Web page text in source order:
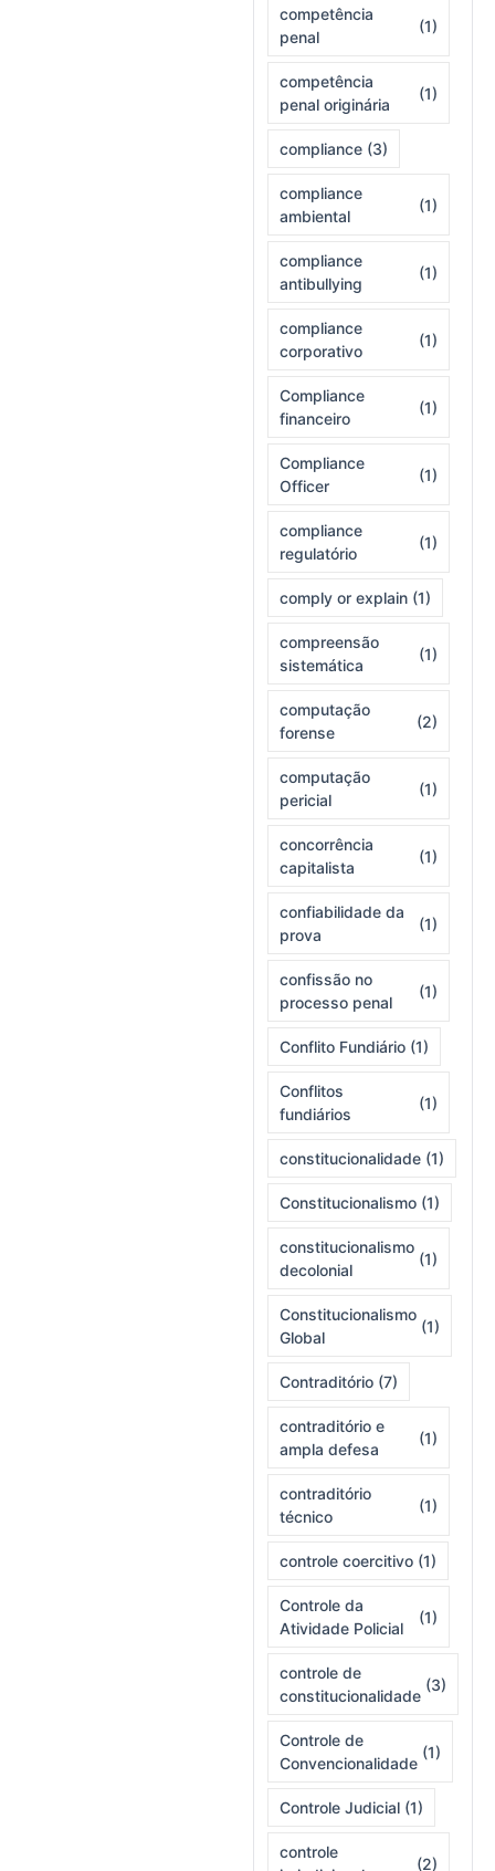
competência
penal
(1)
competência
penal originária
(1)
compliance (3)
compliance
ambiental
(1)
compliance
antibullying
(1)
compliance
corporativo
(1)
Compliance
financeiro
(1)
Compliance
Officer
(1)
compliance
regulatório
(1)
comply or explain (1)
compreensão
sistemática
(1)
computação
forense
(2)
computação
pericial
(1)
concorrência
capitalista
(1)
confiabilidade da
prova
(1)
confissão no
processo penal
(1)
Conflito Fundiário (1)
Conflitos
fundiários
(1)
constitucionalidade (1)
Constitucionalismo (1)
constitucionalismo
decolonial
(1)
Constitucionalismo
Global
(1)
Contraditório (7)
contraditório e
ampla defesa
(1)
contraditório
técnico
(1)
controle coercitivo (1)
Controle da
Atividade Policial
(1)
controle de
constitucionalidade
(3)
Controle de
Convencionalidade
(1)
Controle Judicial (1)
controle
(2)